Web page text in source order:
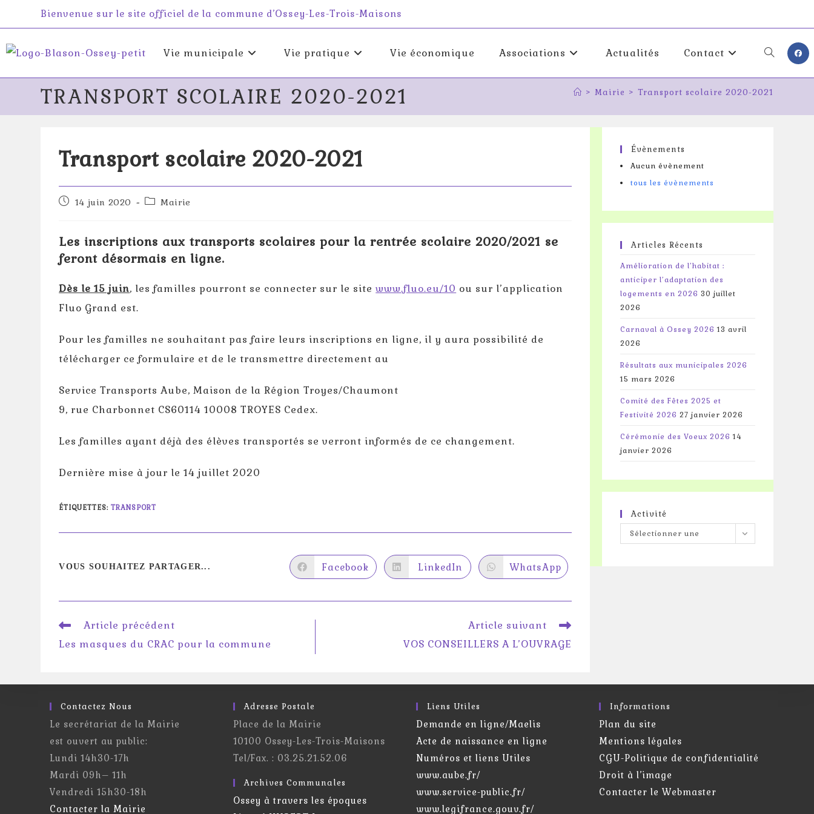
content
Bienvenue sur le site officiel de la commune d’Ossey-Les-Trois-Maisons
Vie municipale Vie pratique Vie économique Associations Actualités Contact Toggle
website
TRANSPORT SCOLAIRE 2020-2021 > Mairie > Transport scolaire 2020-2021
Transport scolaire 2020-2021
Publication
14 juin 2020
PostMairie
Les inscriptions aux transports scolaires pour la rentrée scolaire 2020/2021 se
feront désormais en ligne.
Dès le 15 juin, les familles pourront se connecter sur le sitewww.fluo.eu/10 ou sur l’application
Fluo Grand est.
Pour les familles ne souhaitant pas faire leurs inscriptions en ligne, il y aura possibilité de
télécharger ce formulaire et de le transmettre directement au
Service Transports Aube, Maison de la Région Troyes/Chaumont
9, rue Charbonnet CS60114 10008 TROYES Cedex.
Les familles ayant déjà des élèves transportés se verront informés de ce changement.
Dernière mise à jour le 14 juillet 2020
ÉTIQUETTES:TRANSPORT
VOUS SOUHAITEZ PARTAGER... Ouvrir
dans
fenêtre
Facebook Ouvrir
dans
fenêtre
LinkedIn Ouvrir
dans
fenêtre
WhatsApp
Read
articles
Article précédent
Les masques du CRAC pour la commune
Article suivant
VOS CONSEILLERS A L’OUVRAGE
Évènements
Aucun évènement
tous les évènements
Articles Récents
Amélioration de l’habitat :
anticiper l’adaptation des
logements en 2026 30 juillet
2026
Carnaval à Ossey 2026 13 avril
2026
Résultats aux municipales 2026
15 mars 2026
Comité des Fêtes 2025 et
Festivité 2026 27 janvier 2026
Cérémonie des Voeux 2026 14
janvier 2026
Activité
Activité
Sélectionner une
Contactez Nous
Le secrétariat de la Mairie
est ouvert au public:
Lundi 14h30-17h
Mardi 09h– 11h
Vendredi 15h30-18h
Contacter la Mairie
Adresse Postale
Place de la Mairie
10100 Ossey-Les-Trois-Maisons
Tel/Fax. : 03.25.21.52.06
Archives Communales
Ossey à travers les époques
Liens Utiles
Demande en ligne/Maelis
Acte de naissance en ligne
Numéros et liens Utiles
www.aube.fr/
www.service-public.fr/
www.legifrance.gouv.fr/
Informations
Plan du site
Mentions légales
CGU-Politique de confidentialité
Droit à l’image
Contacter le Webmaster